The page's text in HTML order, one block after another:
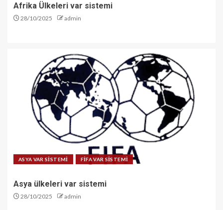
Afrika Ülkeleri var sistemi
28/10/2025 admin
ASYA VAR SİSTEMİ FİFA VAR SİSTEMİ
Asya ülkeleri var sistemi
28/10/2025 admin